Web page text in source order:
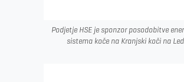
Podjetje HSE je sponzor posodobitve
sistema koče na Kranjski koči na